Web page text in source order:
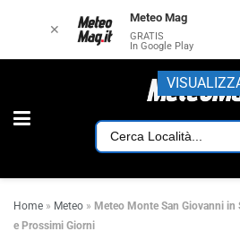
Home » Meteo » Meteo Monte San Giovanni
e Prossimi Giorni
✕
Meteo Mag
GRATIS
In Google Play